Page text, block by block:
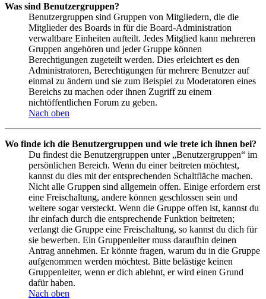
Was sind Benutzergruppen?
Benutzergruppen sind Gruppen von Mitgliedern, die die
Mitglieder des Boards in für die Board-Administration
verwaltbare Einheiten aufteilt. Jedes Mitglied kann mehreren
Gruppen angehören und jeder Gruppe können
Berechtigungen zugeteilt werden. Dies erleichtert es den
Administratoren, Berechtigungen für mehrere Benutzer auf
einmal zu ändern und sie zum Beispiel zu Moderatoren eines
Bereichs zu machen oder ihnen Zugriff zu einem
nichtöffentlichen Forum zu geben.
Nach oben
Wo finde ich die Benutzergruppen und wie trete ich ihnen bei?
Du findest die Benutzergruppen unter „Benutzergruppen“ im
persönlichen Bereich. Wenn du einer beitreten möchtest,
kannst du dies mit der entsprechenden Schaltfläche machen.
Nicht alle Gruppen sind allgemein offen. Einige erfordern erst
eine Freischaltung, andere können geschlossen sein und
weitere sogar versteckt. Wenn die Gruppe offen ist, kannst du
ihr einfach durch die entsprechende Funktion beitreten;
verlangt die Gruppe eine Freischaltung, so kannst du dich für
sie bewerben. Ein Gruppenleiter muss daraufhin deinen
Antrag annehmen. Er könnte fragen, warum du in die Gruppe
aufgenommen werden möchtest. Bitte belästige keinen
Gruppenleiter, wenn er dich ablehnt, er wird einen Grund
dafür haben.
Nach oben